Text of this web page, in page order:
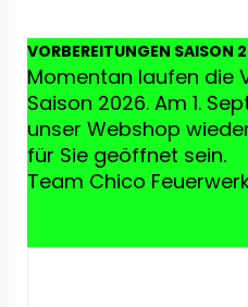
VORBEREITUNGEN SAISON
Momentan laufen die
Saison 2026. Am 1.
unser Webshop
für Sie geöffnet sein.
Team Chico